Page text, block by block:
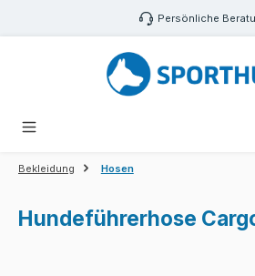
Zum Hauptinhalt springen Persönliche
Bekleidung Hosen
Hundeführerhose